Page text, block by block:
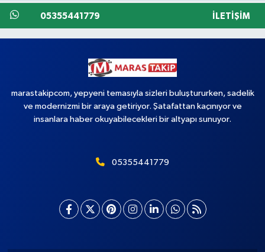
05355441779 İLETIŞIM
marastakipcom, yepyeni temasıyla sizleri buluştururken, sadelik
ve modernizmi bir araya getiriyor. Şatafattan kaçınıyor ve
insanlara haber okuyabilecekleri bir altyapı sunuyor.
05355441779